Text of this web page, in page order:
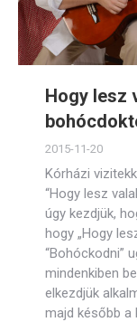
Hogy lesz
2015-11-20
Kórházi
“Hogy lesz
úgy kezdjük,
hogy „Hogy
“Bohóckodni”
mindenkiben
elkezdjük
majd később a